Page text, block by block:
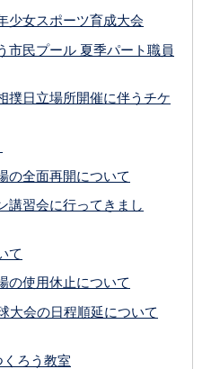
女スポーツ育成大会
市民プール 夏季パート職員
日立場所開催に伴うチケ
の全⾯再開について
講習会に行ってきまし
て
の使用休止について
大会の日程順延について
ろう教室